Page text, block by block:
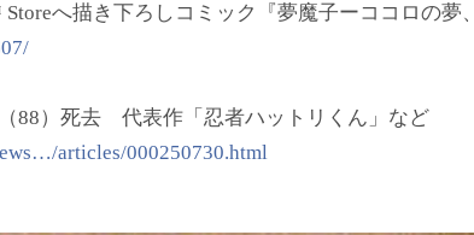
Storeへ描き下ろしコミック『夢魔子ーココロの夢
88）死去 代表作「忍者ハットリくん」など
articles/000250730.html